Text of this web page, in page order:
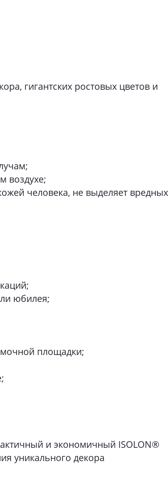
гигантских ростовых цветов и
воздухе;
человека, не выделяет вредных
юбилея;
площадки;
и экономичный ISOLON®
уникального декора